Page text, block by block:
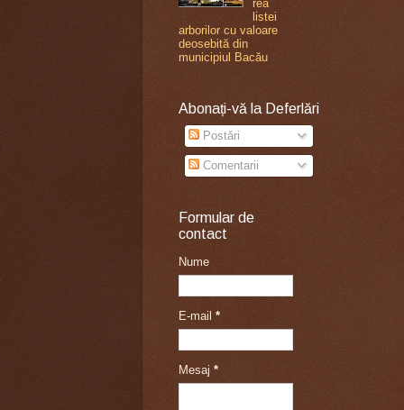
rea
listei
arborilor cu valoare
deosebită din
municipiul Bacău
Abonați-vă la Deferlări
Postări
Comentarii
Formular de
contact
Nume
E-mail *
Mesaj *